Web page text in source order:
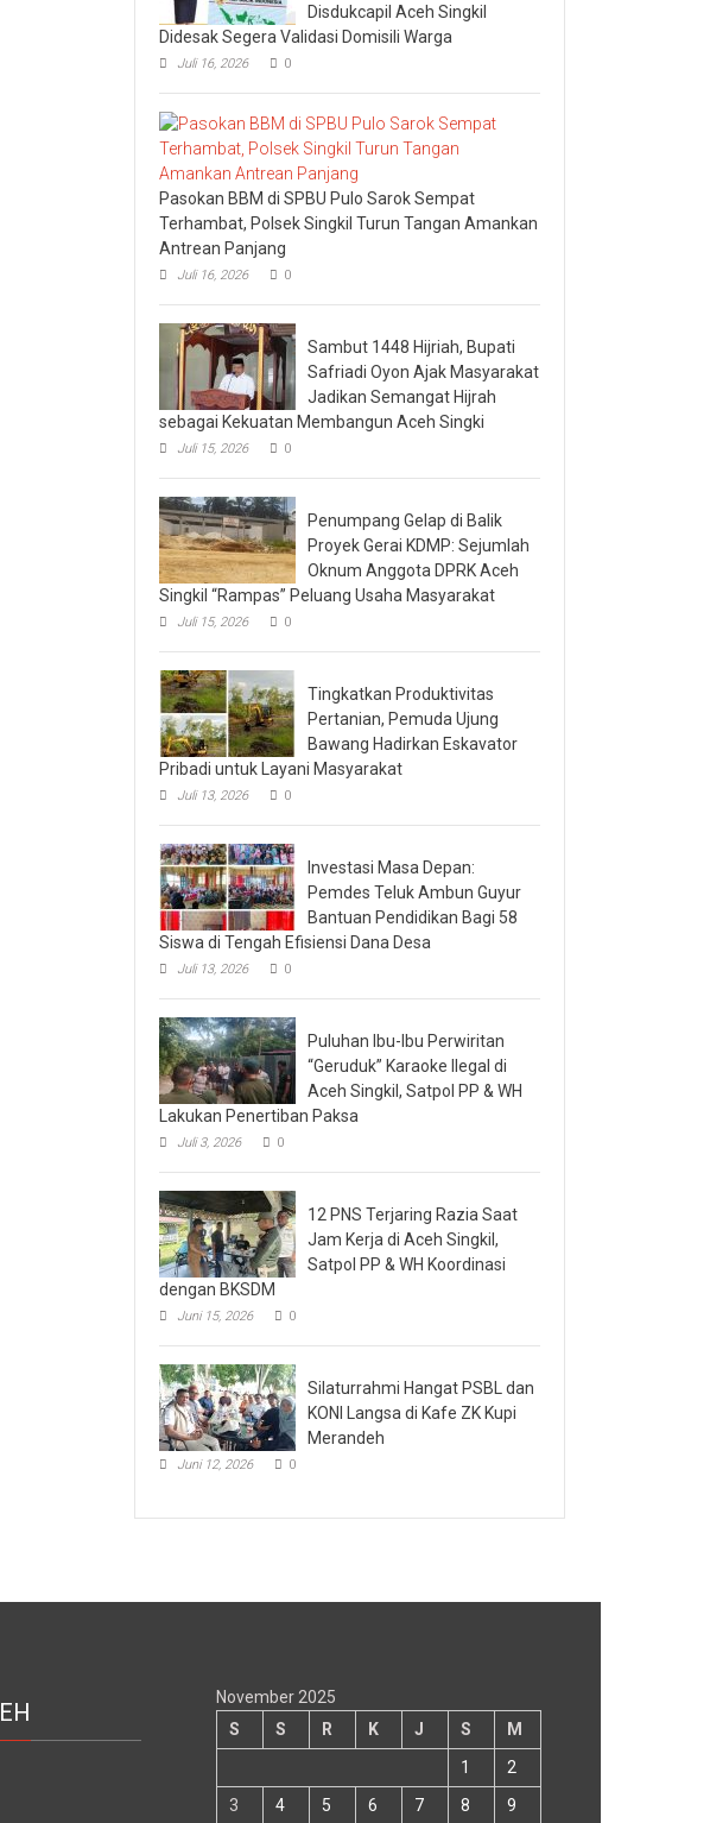
Disdukcapil Aceh Singkil
Didesak Segera Validasi Domisili Warga
Juli 16, 2026 0
Pasokan BBM di SPBU Pulo Sarok Sempat
Terhambat, Polsek Singkil Turun Tangan Amankan
Antrean Panjang
Juli 16, 2026 0
Sambut 1448 Hijriah, Bupati
Safriadi Oyon Ajak Masyarakat
Jadikan Semangat Hijrah
sebagai Kekuatan Membangun Aceh Singki
Juli 15, 2026 0
Penumpang Gelap di Balik
Proyek Gerai KDMP: Sejumlah
Oknum Anggota DPRK Aceh
Singkil “Rampas” Peluang Usaha Masyarakat
Juli 15, 2026 0
Tingkatkan Produktivitas
Pertanian, Pemuda Ujung
Bawang Hadirkan Eskavator
Pribadi untuk Layani Masyarakat
Juli 13, 2026 0
Investasi Masa Depan:
Pemdes Teluk Ambun Guyur
Bantuan Pendidikan Bagi 58
Siswa di Tengah Efisiensi Dana Desa
Juli 13, 2026 0
Puluhan Ibu-Ibu Perwiritan
“Geruduk” Karaoke Ilegal di
Aceh Singkil, Satpol PP & WH
Lakukan Penertiban Paksa
Juli 3, 2026 0
12 PNS Terjaring Razia Saat
Jam Kerja di Aceh Singkil,
Satpol PP & WH Koordinasi
dengan BKSDM
Juni 15, 2026 0
Silaturrahmi Hangat PSBL dan
KONI Langsa di Kafe ZK Kupi
Merandeh
Juni 12, 2026 0
November 2025
S
S R K J S
M
1
2
3
4 5 6 7 8 9